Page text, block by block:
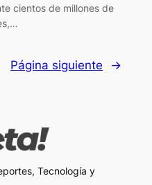
cientos de millones de
Página siguiente →
Tecnología y